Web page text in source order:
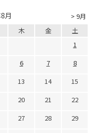
> 9月
月
木 金
土
1
6 7
8
13 14
15
20 21
22
27 28
29